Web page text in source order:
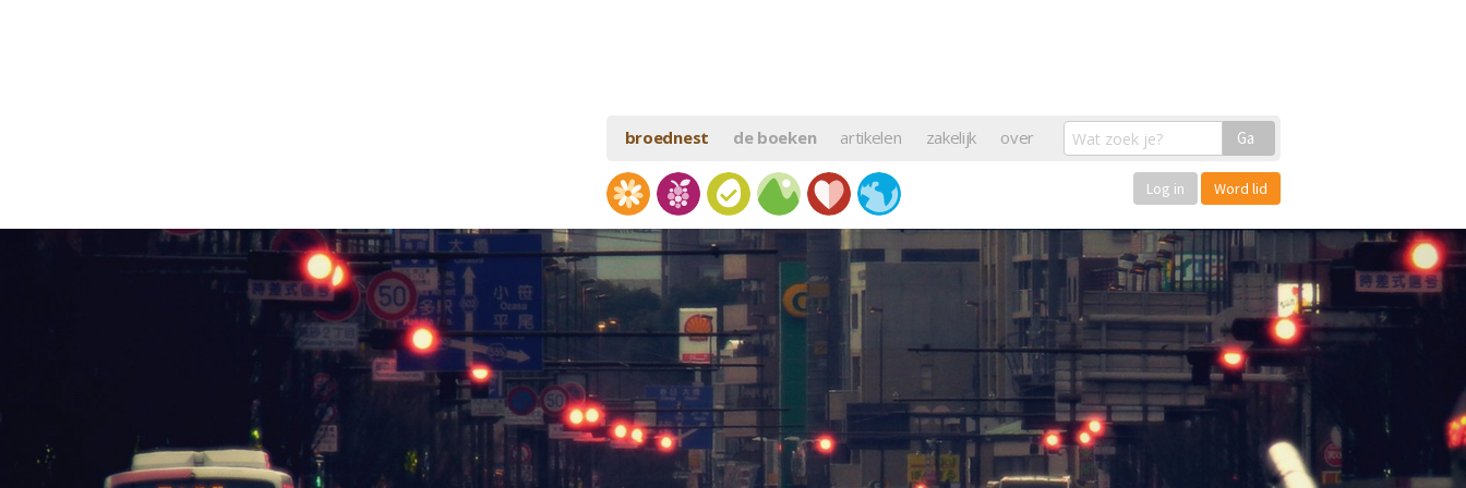
broednest de boeken artikelen zakelijk over Ga
Log in Word lid